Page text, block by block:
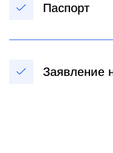
Паспорт
Заявление